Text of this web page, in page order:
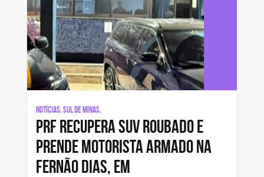
Notícias, Sul de Minas,
PRF recupera SUV roubado e
prende motorista armado na
Fernão Dias, em